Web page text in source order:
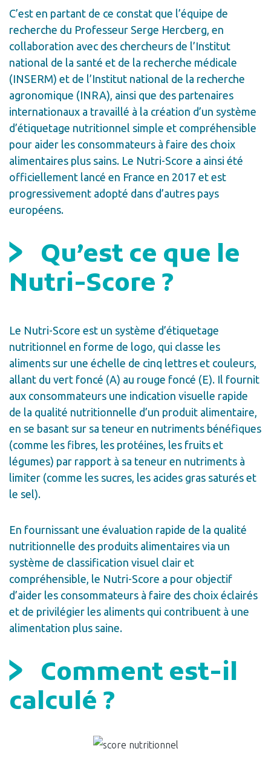
C’est en partant de ce constat que l’équipe de
recherche du Professeur Serge Hercberg, en
collaboration avec des chercheurs de l’Institut
national de la santé et de la recherche médicale
(INSERM) et de l’Institut national de la recherche
agronomique (INRA), ainsi que des partenaires
internationaux a travaillé à la création d’un système
d’étiquetage nutritionnel simple et compréhensible
pour aider les consommateurs à faire des choix
alimentaires plus sains. Le Nutri-Score a ainsi été
officiellement lancé en France en 2017 et est
progressivement adopté dans d’autres pays
européens.
Qu’est ce que le
Nutri-Score ?
Le Nutri-Score est un système d’étiquetage
nutritionnel en forme de logo, qui classe les
aliments sur une échelle de cinq lettres et couleurs,
allant du vert foncé (A) au rouge foncé (E). Il fournit
aux consommateurs une indication visuelle rapide
de la qualité nutritionnelle d’un produit alimentaire,
en se basant sur sa teneur en nutriments bénéfiques
(comme les fibres, les protéines, les fruits et
légumes) par rapport à sa teneur en nutriments à
limiter (comme les sucres, les acides gras saturés et
le sel).
En fournissant une évaluation rapide de la qualité
nutritionnelle des produits alimentaires via un
système de classification visuel clair et
compréhensible, le Nutri-Score a pour objectif
d’aider les consommateurs à faire des choix éclairés
et de privilégier les aliments qui contribuent à une
alimentation plus saine.
Comment est-il
calculé ?